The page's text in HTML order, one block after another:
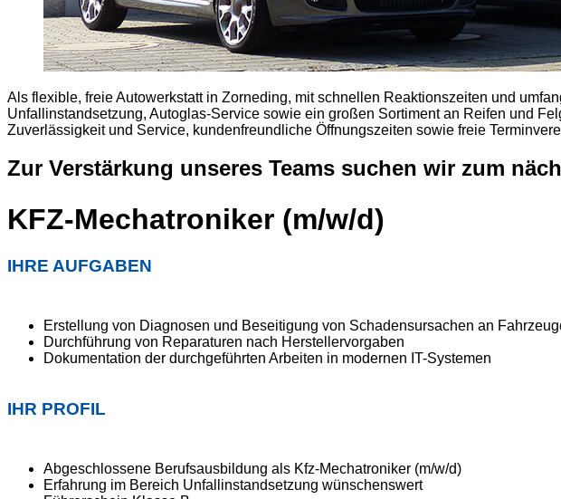
Als flexible, freie Autowerkstatt in Zorneding, mit schnellen Reaktionszeiten und
Unfallinstandsetzung, Autoglas-Service sowie ein großen Sortiment an Reifen und
Zuverlässigkeit und Service, kundenfreundliche Öffnungszeiten sowie freie
Zur Verstärkung unseres Teams suchen wir zum
KFZ-Mechatroniker (m/w/d)
IHRE AUFGABEN
Erstellung von Diagnosen und Beseitigung von Schadensursachen an
Durchführung von Reparaturen nach Herstellervorgaben
Dokumentation der durchgeführten Arbeiten in modernen IT-Systemen
IHR PROFIL
Abgeschlossene Berufsausbildung als Kfz-Mechatroniker (m/w/d)
Erfahrung im Bereich Unfallinstandsetzung wünschenswert